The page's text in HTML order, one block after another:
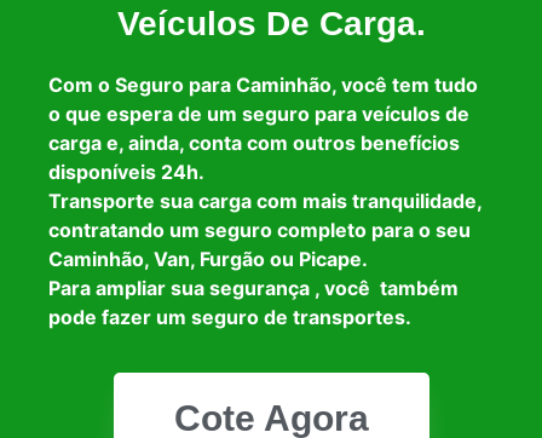
Veículos De Carga.
Com o Seguro para Caminhão, você tem tudo
o que espera de um seguro para veículos de
carga e, ainda, conta com outros benefícios
disponíveis 24h.
Transporte sua carga com mais tranquilidade,
contratando um seguro completo para o seu
Caminhão, Van, Furgão ou Picape.
Para ampliar sua segurança , você também
pode fazer um seguro de transportes.
Cote Agora